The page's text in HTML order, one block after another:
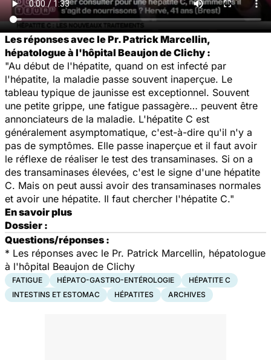
Les réponses avec le Pr. Patrick Marcellin,
hépatologue à l'hôpital Beaujon de Clichy :
"Au début de l'hépatite, quand on est infecté par
l'hépatite, la maladie passe souvent inaperçue. Le
tableau typique de jaunisse est exceptionnel. Souvent
une petite grippe, une fatigue passagère… peuvent être
annonciateurs de la maladie. L'hépatite C est
généralement asymptomatique, c'est-à-dire qu'il n'y a
pas de symptômes. Elle passe inaperçue et il faut avoir
le réflexe de réaliser le test des transaminases. Si on a
des transaminases élevées, c'est le signe d'une hépatite
C. Mais on peut aussi avoir des transaminases normales
et avoir une hépatite. Il faut chercher l'hépatite C."
En savoir plus
Dossier :
Questions/réponses :
* Les réponses avec le Pr. Patrick Marcellin, hépatologue
à l'hôpital Beaujon de Clichy
FATIGUE HÉPATO-GASTRO-ENTÉROLOGIE
HÉPATITE C
INTESTINS ET ESTOMAC
HÉPATITES ARCHIVES